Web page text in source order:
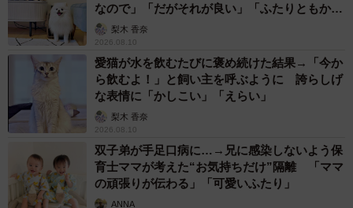
なので」「だがそれが良い」「ふたりともかわ
いいね」
梨木 香奈
2026.08.10
愛猫が水を飲むたびに褒め続けた結果→「今か
ら飲むよ！」と飼い主を呼ぶように 誇らしげ
な表情に「かしこい」「えらい」
梨木 香奈
2026.08.10
双子弟が手足口病に…→兄に感染しないよう保
育士ママが考えた“お気持ちだけ”隔離 「ママ
の頑張りが伝わる」「可愛いふたり」
ANNA